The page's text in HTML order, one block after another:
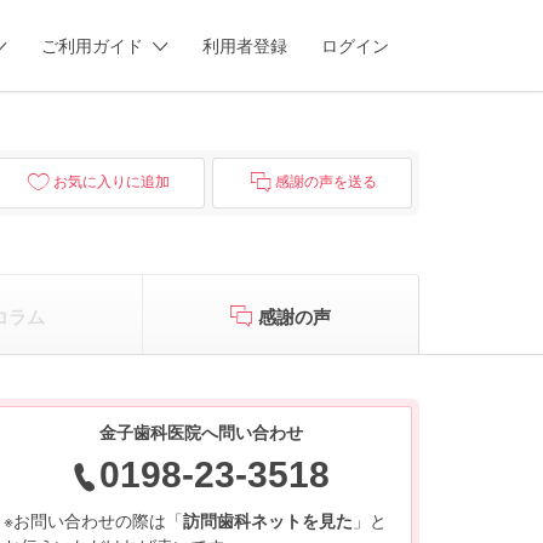
ご利用ガイド 利用者登録 ログイン
お気に入りに追加 感謝の声を送る
ラム 感謝の声
金子歯科医院へ問い合わせ
0198-23-3518
※お問い合わせの際は「訪問歯科ネットを見た 」と